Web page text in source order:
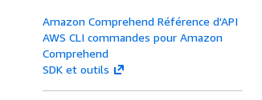
Amazon Comprehend Référence d'API
AWS CLI commandes pour Amazon
Comprehend
SDK et outils